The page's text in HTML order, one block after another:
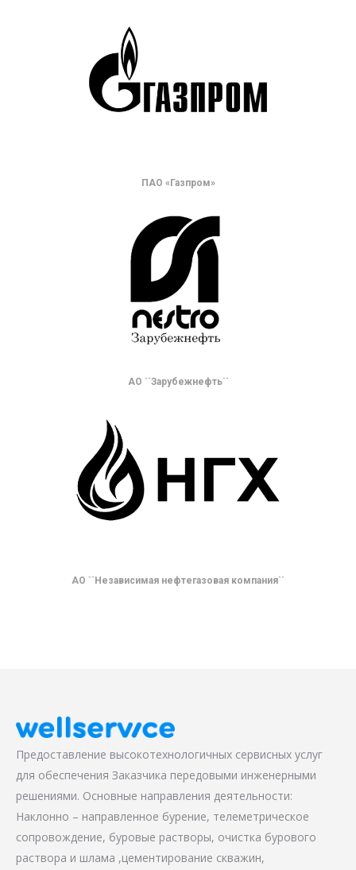
ПАО «Газпром»
АО ``Зарубежнефть``
АО ``Независимая нефтегазовая компания``
Предоставление высокотехнологичных сервисных услуг
для обеспечения Заказчика передовыми инженерными
решениями. Основные направления деятельности:
Наклонно – направленное бурение, телеметрическое
сопровождение, буровые растворы, очистка бурового
раствора и шлама ,цементирование скважин,